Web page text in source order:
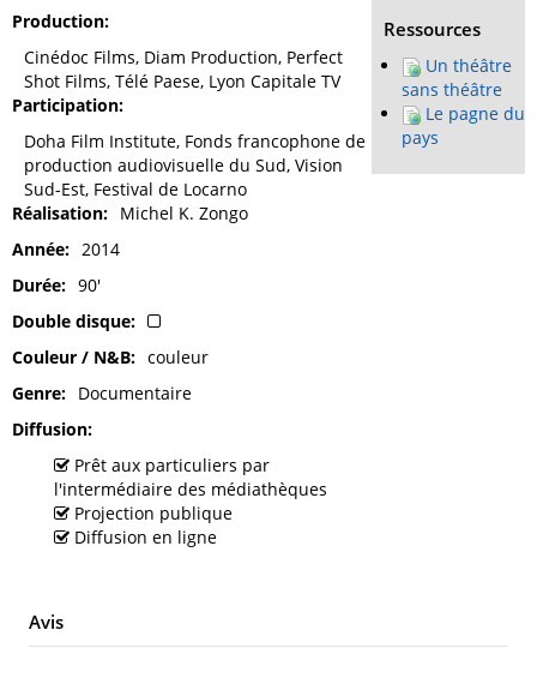
Production
Cinédoc Films, Diam Production, Perfect
Shot Films, Télé Paese, Lyon Capitale TV
Participation
Doha Film Institute, Fonds francophone de
production audiovisuelle du Sud, Vision
Sud-Est, Festival de Locarno
Réalisation
Michel K. Zongo
Année
2014
Durée
90'
Double disque
Couleur / N&B
couleur
Genre
Documentaire
Diffusion
Prêt aux particuliers par
l'intermédiaire des médiathèques
Projection publique
Diffusion en ligne
Ressources
Un théâtre
sans théâtre
Le pagne du
pays
Avis